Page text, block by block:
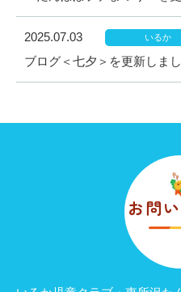
2025.07.03 いるか
ブログ＜七夕＞を更新しま
お問